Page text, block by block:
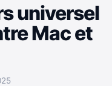
universel
Mac et